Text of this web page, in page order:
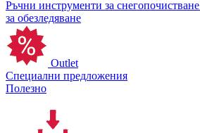
Ръчни инструменти за снегопочистване
за обезледяване
Outlet
Специални предложения
Полезно